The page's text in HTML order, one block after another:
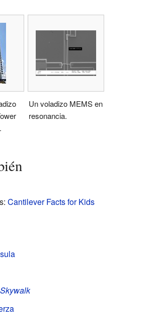
.
Un voladizo MEMS en
resonancia.
Cantilever Facts for Kids